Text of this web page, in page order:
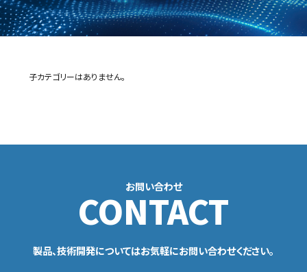
子カテゴリーはありません。
お問い合わせ
CONTACT
製品、技術開発についてはお気軽にお問い合わせください。